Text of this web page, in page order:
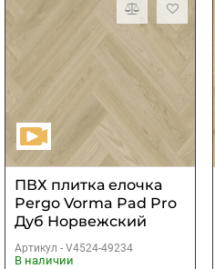
ПВХ плитка елочка
Pergo Vorma Pad Pro
Дуб Норвежский
серо-бежевый
Артикул - V4524-49234
В наличии